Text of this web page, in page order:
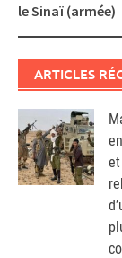
le Sinaï (armée)
ARTICLES